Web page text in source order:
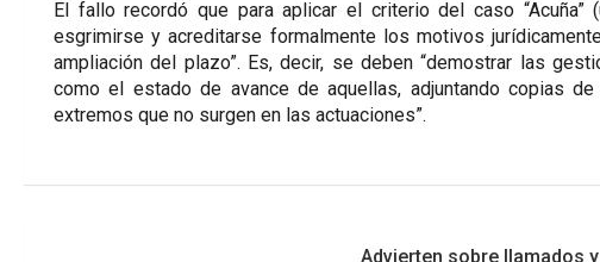
El fallo recordó que para aplicar el criterio del caso
esgrimirse y acreditarse formalmente los motivos
ampliación del plazo”. Es, decir, se deben “demostrar las
como el estado de avance de aquellas, adjuntando copias
extremos que no surgen en las actuaciones”.
Advierten sobre llamados